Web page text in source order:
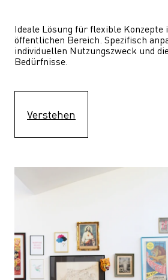
Ideale Lösung für flexible Konzepte
öffentlichen Bereich. Spezifisch
individuellen Nutzungszweck und
Bedürfnisse.
Verstehen